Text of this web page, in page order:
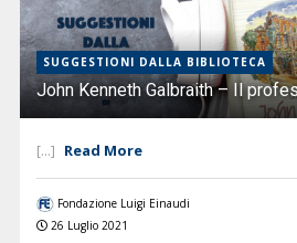
SUGGESTIONI DALLA BIBLIOTECA
John Kenneth Galbraith – Il
[...] Read More
Fondazione Luigi Einaudi
26 Luglio 2021